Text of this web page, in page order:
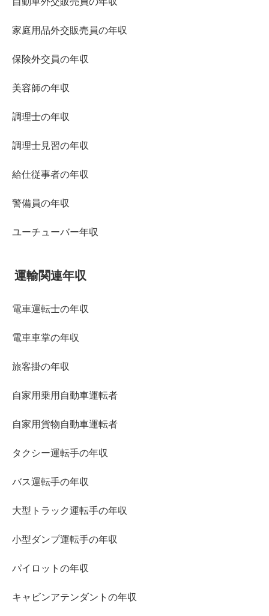
家庭用品外交販売員の年収
保険外交員の年収
美容師の年収
調理士の年収
調理士見習の年収
給仕従事者の年収
警備員の年収
ユーチューバー年収
運輸関連年収
電車運転士の年収
電車車掌の年収
旅客掛の年収
自家用乗用自動車運転者
自家用貨物自動車運転者
タクシー運転手の年収
バス運転手の年収
大型トラック運転手の年収
小型ダンプ運転手の年収
パイロットの年収
キャビンアテンダントの年収